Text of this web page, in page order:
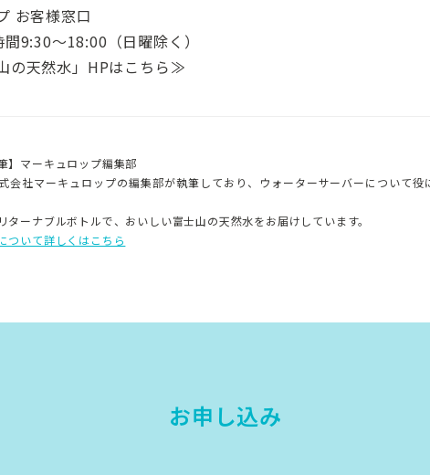
お客様窓口
9:30〜18:00（日曜除く）
の天然水」HPはこちら≫
】マーキュロップ編集部
会社マーキュロップの編集部が執筆しており、ウォーターサーバーについて
ターナブルボトルで、おいしい富士山の天然水をお届けしています。
ついて詳しくはこちら
お申し込み